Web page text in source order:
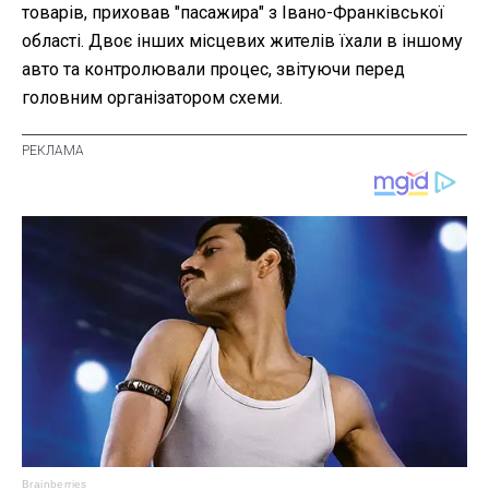
товарів, приховав "пасажира" з Івано-Франківської
області. Двоє інших місцевих жителів їхали в іншому
авто та контролювали процес, звітуючи перед
головним організатором схеми.